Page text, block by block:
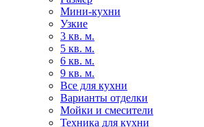
Мини-кухни
Узкие
3 кв. м.
5 кв. м.
6 кв. м.
9 кв. м.
Все для кухни
Варианты отделки
Мойки и смесители
Техника для кухни